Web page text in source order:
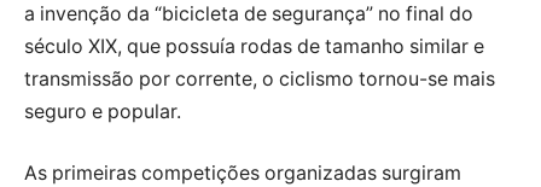
a invenção da “bicicleta de segurança” no final do
século XIX, que possuía rodas de tamanho similar e
transmissão por corrente, o ciclismo tornou-se mais
seguro e popular.
As primeiras competições organizadas surgiram